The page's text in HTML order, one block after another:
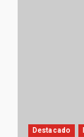
Destacado